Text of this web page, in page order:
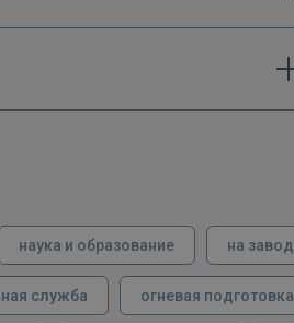
наука и образование на завод
служба огневая подготовка